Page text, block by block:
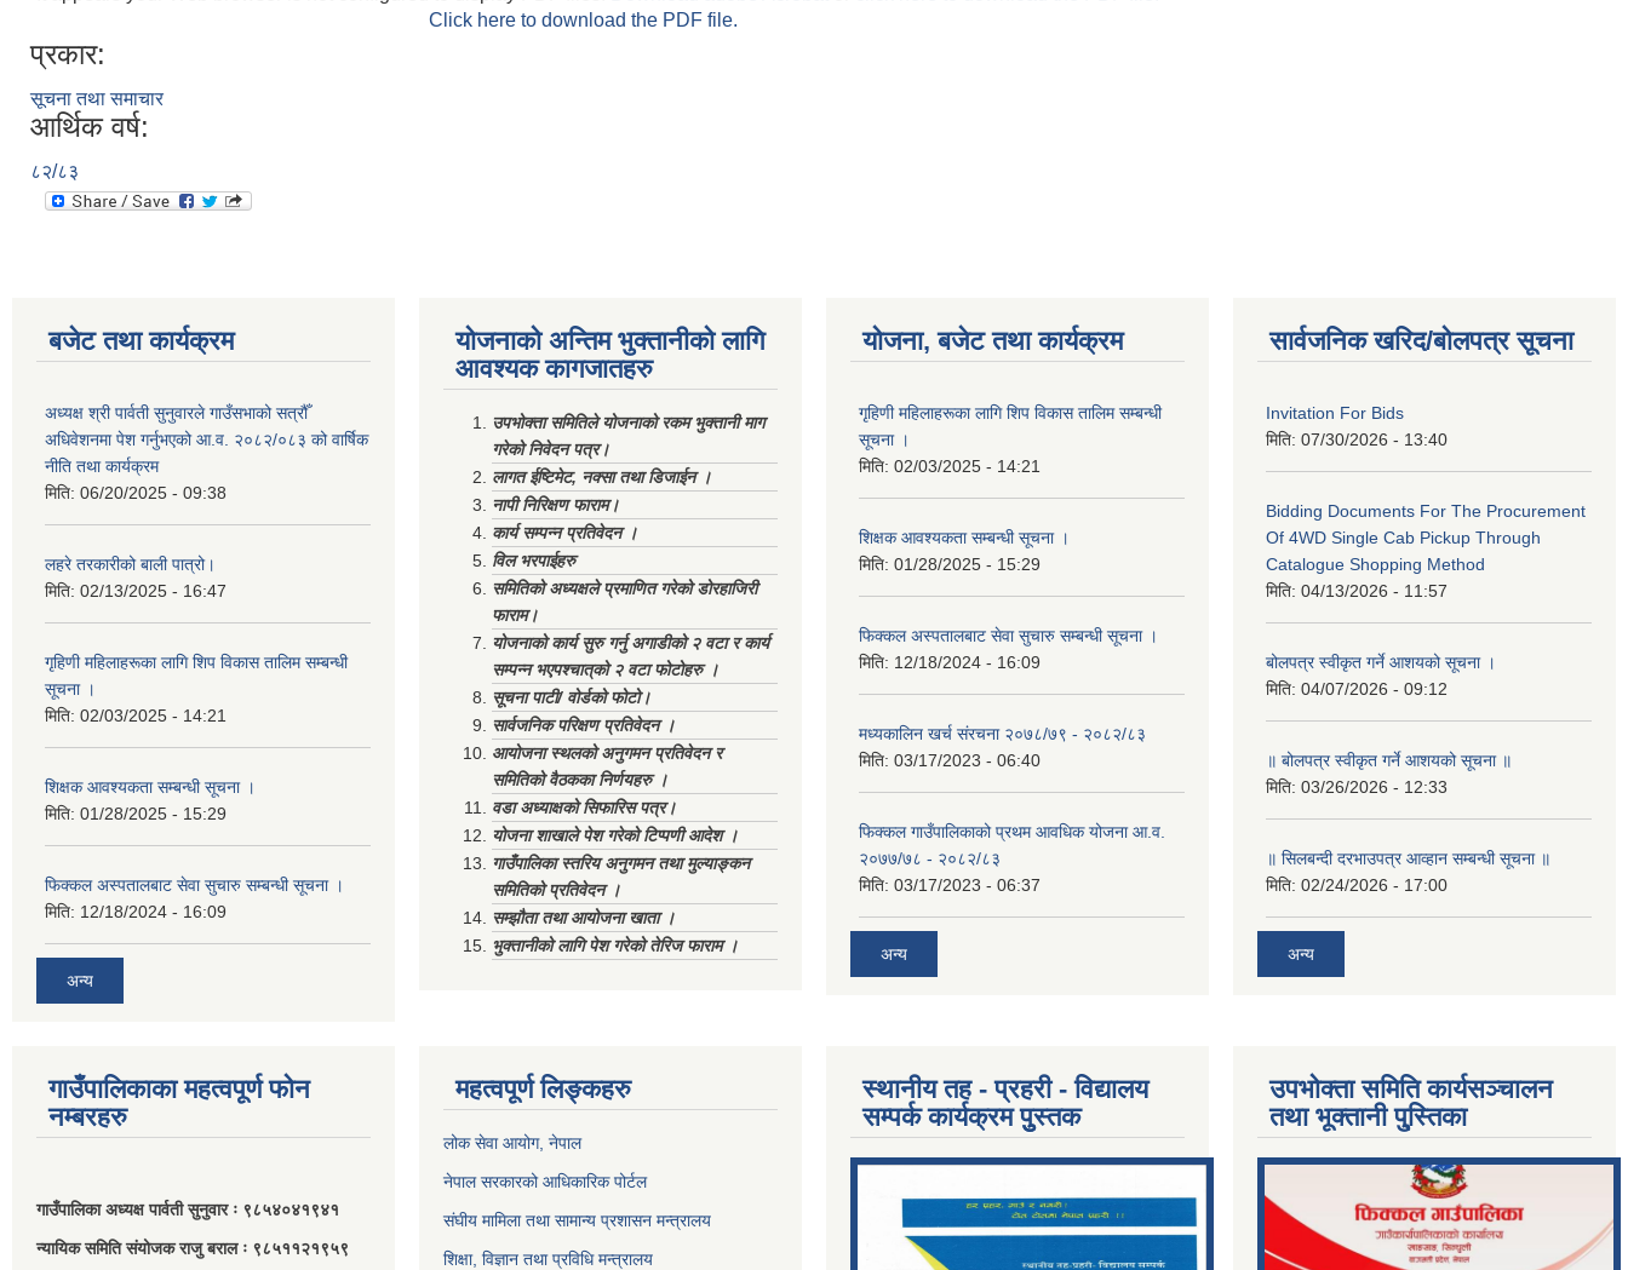
Click here to download the PDF file.
प्रकार:
सूचना तथा समाचार
आर्थिक वर्ष:
८२/८३
बजेट तथा कार्यक्रम
अध्यक्ष श्री पार्वती सुनुवारले गाउँसभाको सत्रौँ
अधिवेशनमा पेश गर्नुभएको आ.व. २०८२/०८३ को वार्षिक
नीति तथा कार्यक्रम
मिति: 06/20/2025 - 09:38
लहरे तरकारीको बाली पात्रो।
मिति: 02/13/2025 - 16:47
गृहिणी महिलाहरूका लागि शिप विकास तालिम सम्बन्धी
सूचना ‌।
मिति: 02/03/2025 - 14:21
शिक्षक आवश्यकता सम्बन्धी सूचना ।
मिति: 01/28/2025 - 15:29
फिक्कल अस्पतालबाट सेवा सुचारु सम्बन्धी सूचना ।
मिति: 12/18/2024 - 16:09
अन्य
योजनाको अन्तिम भुक्तानीको लागि
आवश्यक कागजातहरु
उपभोक्ता समितिले योजनाको रकम भुक्तानी माग
गरेको निवेदन पत्र।
लागत ईष्टिमेट, नक्सा तथा डिजाईन ।
नापी निरिक्षण फाराम।
कार्य सम्पन्न प्रतिवेदन ।
विल भरपाईहरु
समितिको अध्यक्षले प्रमाणित गरेको डोरहाजिरी
फाराम।
योजनाको कार्य सुरु गर्नु अगाडीको २ वटा र कार्य
सम्पन्न भएपश्चात्‌को २ वटा फोटोहरु ।
सूचना पाटी/ वोर्डको फोटो।
सार्वजनिक परिक्षण प्रतिवेदन ।
आयोजना स्थलको अनुगमन प्रतिवेदन र
समितिको वैठकका निर्णयहरु ।
वडा अध्याक्षको सिफारिस पत्र।
योजना शाखाले पेश गरेको टिप्पणी आदेश ।
गाउँपालिका स्तरिय अनुगमन तथा मुल्याङ्कन
समितिको प्रतिवेदन ।
सम्झौता तथा आयोजना खाता ।
भुक्तानीको लागि पेश गरेको तेरिज फाराम ।
योजना, बजेट तथा कार्यक्रम
गृहिणी महिलाहरूका लागि शिप विकास तालिम सम्बन्धी
सूचना ‌।
मिति: 02/03/2025 - 14:21
शिक्षक आवश्यकता सम्बन्धी सूचना ।
मिति: 01/28/2025 - 15:29
फिक्कल अस्पतालबाट सेवा सुचारु सम्बन्धी सूचना ।
मिति: 12/18/2024 - 16:09
मध्यकालिन खर्च संरचना २०७८/७९ - २०८२/८३
मिति: 03/17/2023 - 06:40
फिक्कल गाउँपालिकाको प्रथम आवधिक योजना आ.व.
२०७७/७८ - २०८२/८३
मिति: 03/17/2023 - 06:37
अन्य
सार्वजनिक खरिद/बोलपत्र सूचना
Invitation For Bids
मिति: 07/30/2026 - 13:40
Bidding Documents For The Procurement
Of 4WD Single Cab Pickup Through
Catalogue Shopping Method
मिति: 04/13/2026 - 11:57
बोलपत्र स्वीकृत गर्ने आशयको सूचना ।
मिति: 04/07/2026 - 09:12
॥ बोलपत्र स्वीकृत गर्ने आशयको सूचना ॥
मिति: 03/26/2026 - 12:33
॥ सिलबन्दी दरभाउपत्र आव्हान सम्बन्धी सूचना ॥
मिति: 02/24/2026 - 17:00
अन्य
गाउँपालिकाका महत्वपूर्ण फोन
नम्बरहरु
गाउँपालिका अध्यक्ष पार्वती सुनुवार ः ९८५४०४१९४१
न्यायिक समिति संयोजक राजु बराल ः ९८५११२१९५९
महत्वपूर्ण लिङ्कहरु
लोक सेवा आयोग, नेपाल
नेपाल सरकारको आधिकारिक पोर्टल
संघीय मामिला तथा सामान्य प्रशासन मन्त्रालय
शिक्षा, विज्ञान तथा प्रविधि मन्त्रालय
स्थानीय तह - प्रहरी - विद्यालय
सम्पर्क कार्यक्रम पुुस्तक
उपभोक्ता समिति कार्यसञ्चालन
तथा भूक्तानी पु्स्तिका